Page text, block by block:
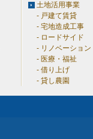
土地活用事業
戸建て賃貸
宅地造成工事
ロードサイド
リノベーション
医療・福祉
借り上げ
貸し農園